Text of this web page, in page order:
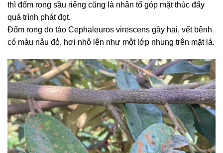
thì đốm rong sầu riêng cũng là nhân tố góp mặt thúc đẩy
quá trình phát đọt.
Đốm rong do tảo Cephaleuros virescens gây hại, vết bệnh
có màu nâu đỏ, hơi nhô lên như một lớp nhung trên mặt lá.